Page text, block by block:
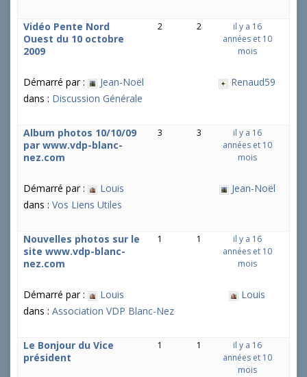
Vidéo Pente Nord
Ouest du 10 octobre
2009
Démarré par :
Jean-Noël
dans : Discussion Générale
2 2
il y a 16
années et 10
mois
Renaud59
Album photos 10/10/09
par www.vdp-blanc-
nez.com
Démarré par :
Louis
dans : Vos Liens Utiles
3 3
il y a 16
années et 10
mois
Jean-Noël
Nouvelles photos sur le
site www.vdp-blanc-
nez.com
Démarré par :
Louis
dans : Association VDP Blanc-Nez
1 1
il y a 16
années et 10
mois
Louis
Le Bonjour du Vice
président
1 1
il y a 16
années et 10
mois